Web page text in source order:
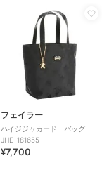
フェイラー
ハイジジャカード バッグ
JHE-181655
¥7,700